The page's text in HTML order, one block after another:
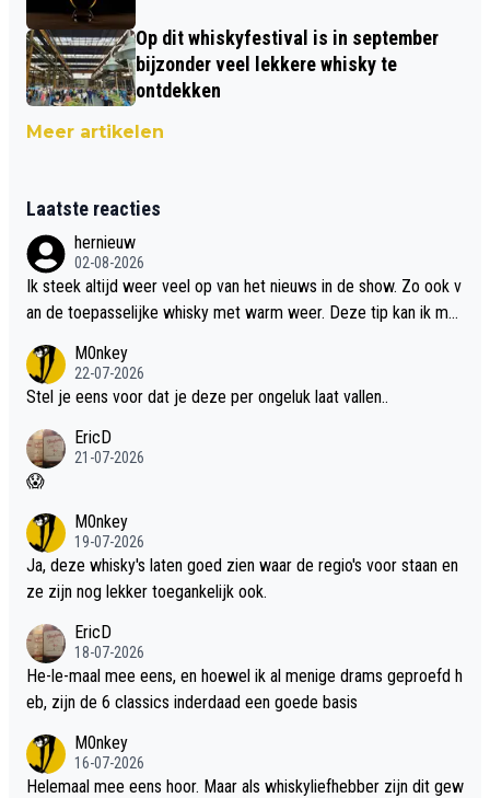
Op dit whiskyfestival is in september
bijzonder veel lekkere whisky te
ontdekken
Meer artikelen
Laatste reacties
hernieuw
02-08-2026
Ik steek altijd weer veel op van het nieuws in de show. Zo ook v
an de toepasselijke whisky met warm weer. Deze tip kan ik met
M0nkey
22-07-2026
Stel je eens voor dat je deze per ongeluk laat vallen..
EricD
21-07-2026
😱
M0nkey
19-07-2026
Ja, deze whisky's laten goed zien waar de regio's voor staan en
ze zijn nog lekker toegankelijk ook.
EricD
18-07-2026
He-le-maal mee eens, en hoewel ik al menige drams geproefd h
eb, zijn de 6 classics inderdaad een goede basis
M0nkey
16-07-2026
Helemaal mee eens hoor. Maar als whiskyliefhebber zijn dit gew